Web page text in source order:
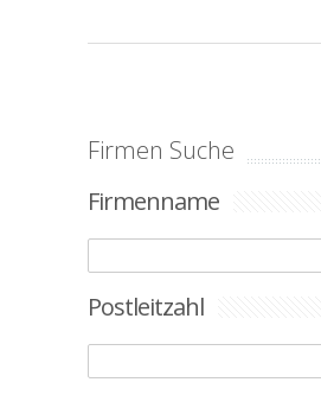
Firmen Suche
Firmenname
Postleitzahl